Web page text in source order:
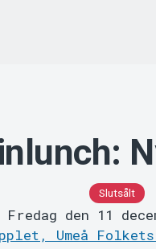
Slutsålt
Fredag den 11
Umeå Folkets